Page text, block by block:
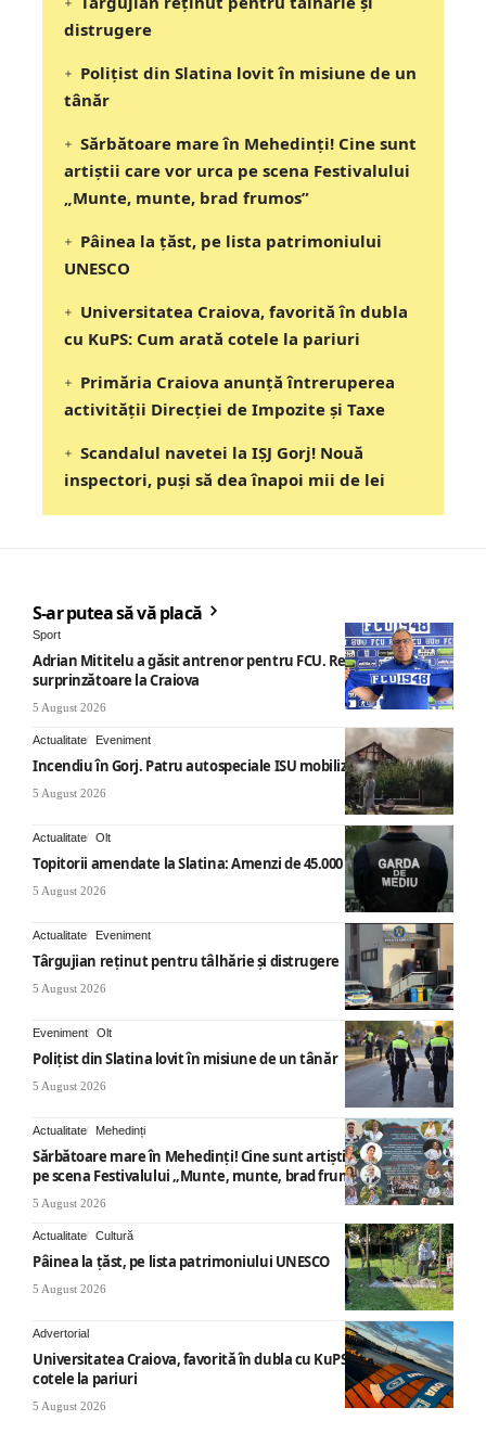
distrugere
Polițist din Slatina lovit în misiune de un
tânăr
Sărbătoare mare în Mehedinți! Cine sunt
artiștii care vor urca pe scena Festivalului
„Munte, munte, brad frumos”
Pâinea la țăst, pe lista patrimoniului
UNESCO
Universitatea Craiova, favorită în dubla
cu KuPS: Cum arată cotele la pariuri
Primăria Craiova anunță întreruperea
activității Direcției de Impozite și Taxe
Scandalul navetei la IȘJ Gorj! Nouă
inspectori, puși să dea înapoi mii de lei
S-ar putea să vă placă
Sport
Adrian Mititelu a găsit antrenor pentru FCU. Revenire
surprinzătoare la Craiova
5 August 2026
Actualitate Eveniment
Incendiu în Gorj. Patru autospeciale ISU mobilizate
5 August 2026
Actualitate Olt
Topitorii amendate la Slatina: Amenzi de 45.000 de lei
5 August 2026
Actualitate Eveniment
Târgujian reținut pentru tâlhărie și distrugere
5 August 2026
Eveniment Olt
Polițist din Slatina lovit în misiune de un tânăr
5 August 2026
Actualitate Mehedinți
Sărbătoare mare în Mehedinți! Cine sunt artiștii care vor urca
pe scena Festivalului „Munte, munte, brad frumos”
5 August 2026
Actualitate Cultură
Pâinea la țăst, pe lista patrimoniului UNESCO
5 August 2026
Advertorial
Universitatea Craiova, favorită în dubla cu KuPS: Cum arată
cotele la pariuri
5 August 2026